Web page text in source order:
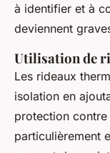
à identifier et à
deviennent
Utilisation de
Les rideaux
isolation en
protection contre
particulièrement